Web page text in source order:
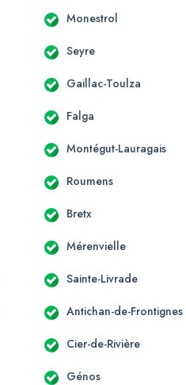
Monestrol
Seyre
Gaillac-Toulza
Falga
Montégut-Lauragais
Roumens
Bretx
Mérenvielle
Sainte-Livrade
Antichan-de-Frontignes
Cier-de-Rivière
Génos